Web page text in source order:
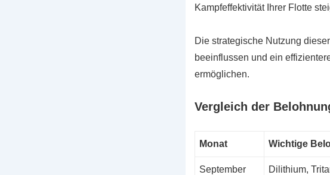
Kampfeffektivität Ihrer Flotte
Die strategische Nutzung
beeinflussen und ein
ermöglichen.
Vergleich der
Monat Wichtige
September Dilithium,